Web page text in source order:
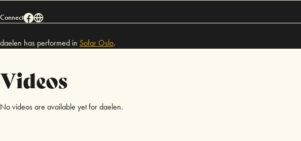
Connect
daelen has performed in SofarOslo.
Videos
No videos are available yet for daelen.